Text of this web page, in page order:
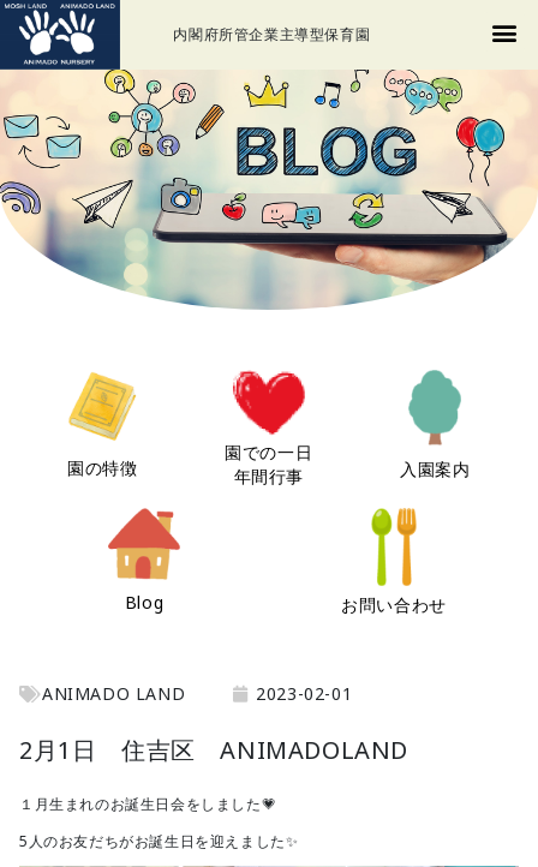
内閣府所管企業主導型保育園
園の特徴
園での一日
年間行事
入園案内
Blog お問い合わせ
ANIMADO LAND 2023-02-01
2月1日 住吉区 ANIMADOLAND
１月生まれのお誕生日会をしました💗
5人のお友だちがお誕生日を迎えました✨